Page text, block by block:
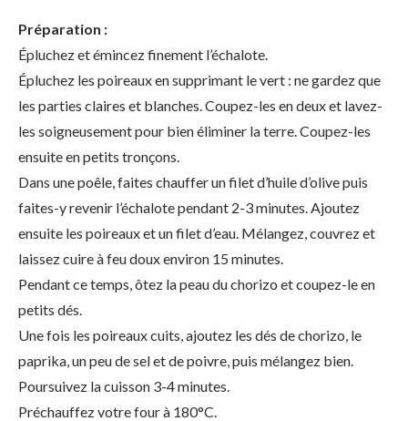
Préparation :
Épluchez et émincez finement l’échalote.
Épluchez les poireaux en supprimant le vert : ne gardez que
les parties claires et blanches. Coupez-les en deux et lavez-
les soigneusement pour bien éliminer la terre. Coupez-les
ensuite en petits tronçons.
Dans une poêle, faites chauffer un filet d’huile d’olive puis
faites-y revenir l’échalote pendant 2-3 minutes. Ajoutez
ensuite les poireaux et un filet d’eau. Mélangez, couvrez et
laissez cuire à feu doux environ 15 minutes.
Pendant ce temps, ôtez la peau du chorizo et coupez-le en
petits dés.
Une fois les poireaux cuits, ajoutez les dés de chorizo, le
paprika, un peu de sel et de poivre, puis mélangez bien.
Poursuivez la cuisson 3-4 minutes.
Préchauffez votre four à 180°C.